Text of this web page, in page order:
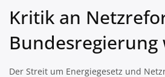
Kritik an
Bundesregierung
Der Streit um Energiegesetz und